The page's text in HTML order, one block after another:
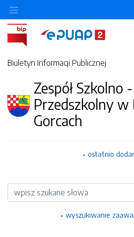
Biuletyn Informacji Publicznej
Zespół Szkolno -
Przedszkolny
Gorcach
ostatnio
Wyszukiwarka
wyszukiwanie